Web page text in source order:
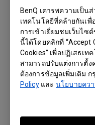
BenQ เคารพความเป็
เทคโนโลยีที่คล้ายกันเ
การเข้าเยี่ยมชมเว็บไซ
นี้ได้โดยคลิกที่ “Accept
Cookies” เพื่อปฏิเสธเ
สามารถปรับแต่งการตั้
ต้องการข้อมูลเพิ่มเติม
Policyและนโยบายคว
Audio in (3.5mm Mini Jack)
Audio out (3.5mm Mini
Environment
Power Supply